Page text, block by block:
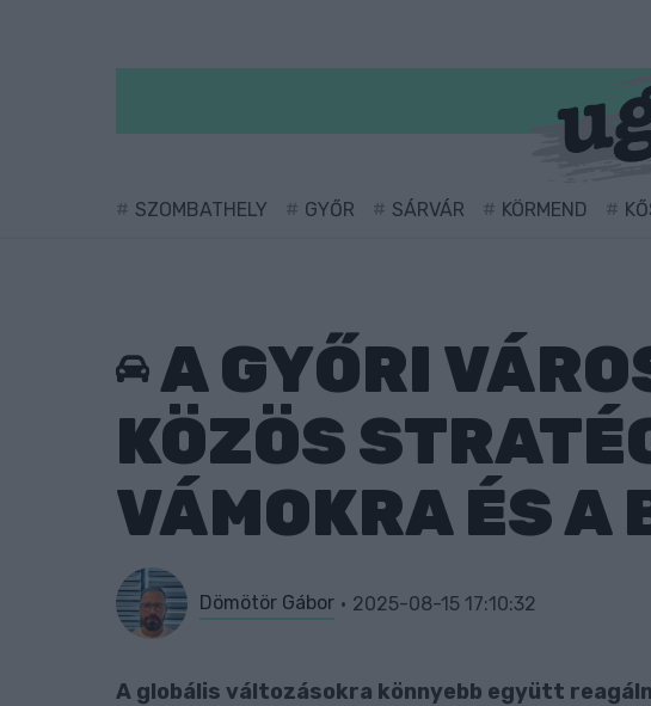
SZOMBATHELY GYŐR SÁRVÁR KÖRMEND
A GYŐRI
KÖZÖS
VÁMOKRA ÉS A
Dömötör Gábor 2025-08-15 17:10:32
A globális változásokra könnyebb együtt